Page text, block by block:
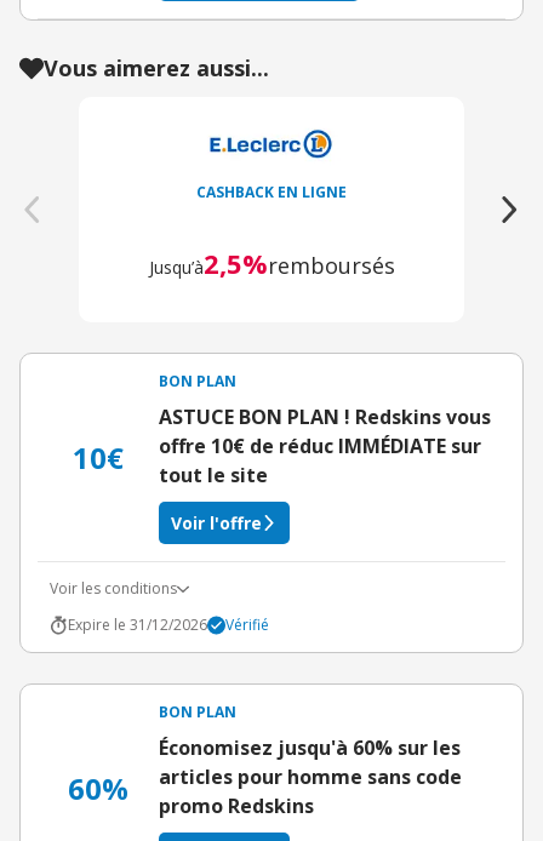
Vous aimerez aussi...
CASHBACK EN LIGNE
Jusqu’à2,5%remboursés
10€
BON PLAN
ASTUCE BON PLAN ! Redskins vous
offre 10€ de réduc IMMÉDIATE sur
tout le site
Voir l'offre
Voir les conditions
Expire le 31/12/2026
Vérifié
60%
BON PLAN
Économisez jusqu'à 60% sur les
articles pour homme sans code
promo Redskins